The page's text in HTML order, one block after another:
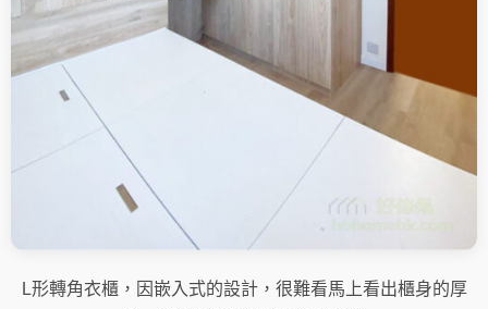
L形轉角衣櫃，因嵌入式的設計，很難看馬上看出櫃身的厚